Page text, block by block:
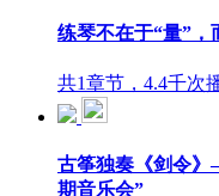
练琴不在于“量”，
共1章节，4.4千次
古筝独奏《剑令
期音乐会”